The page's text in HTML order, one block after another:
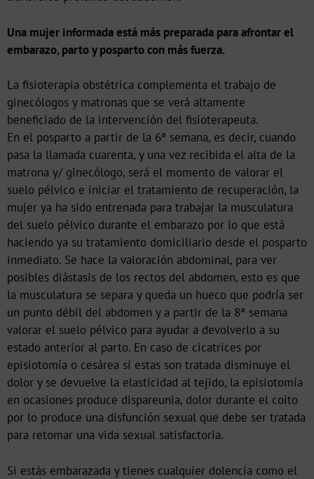
Una mujer informada está más preparada para afrontar el
embarazo, parto y posparto con más fuerza.
La fisioterapia obstétrica complementa el trabajo de
ginecólogos y matronas que se verá altamente
beneficiado de la intervención del fisioterapeuta.
En el posparto a partir de la 6ª semana, es decir, cuando
pasa la llamada cuarenta, y una vez recibida el alta de la
matrona y/ ginecólogo, será el momento de valorar el
suelo pélvico e iniciar el tratamiento de recuperación, la
mujer ya ha sido entrenada para trabajar la musculatura
del suelo pélvico durante el embarazo por lo que está
haciendo ya su tratamiento domiciliario desde el posparto
inmediato. Se hace la valoración abdominal, para ver
posibles diástasis de los rectos del abdomen, esto es que
la musculatura se separa y queda un hueco que podría ser
un punto débil del abdomen y a partir de la 8ª semana
valorar el suelo pélvico para ayudar a devolverlo a su
estado anterior al parto. En caso de cicatrices por
episiotomía o cesárea si estas son tratada disminuye el
dolor y se devuelve la elasticidad al tejido, la episiotomía
en ocasiones produce dispareunia, dolor durante el coito
por lo produce una disfunción sexual que debe ser tratada
para retomar una vida sexual satisfactoria.
Si estás embarazada y tienes cualquier dolencia como el